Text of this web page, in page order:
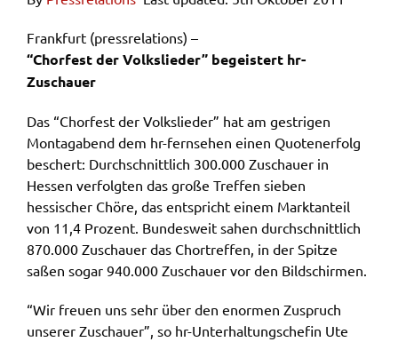
Frankfurt (pressrelations) –
“Chorfest der Volkslieder” begeistert hr-
Zuschauer
Das “Chorfest der Volkslieder” hat am gestrigen
Montagabend dem hr-fernsehen einen Quotenerfolg
beschert: Durchschnittlich 300.000 Zuschauer in
Hessen verfolgten das große Treffen sieben
hessischer Chöre, das entspricht einem Marktanteil
von 11,4 Prozent. Bundesweit sahen durchschnittlich
870.000 Zuschauer das Chortreffen, in der Spitze
saßen sogar 940.000 Zuschauer vor den Bildschirmen.
“Wir freuen uns sehr über den enormen Zuspruch
unserer Zuschauer”, so hr-Unterhaltungschefin Ute